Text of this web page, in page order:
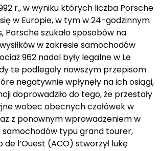
r., w wyniku których liczba Porsche
się w Europie, w tym w 24-godzinnym
Porsche szukało sposobów na
w zakresie samochodów
962 nadal były legalne w Le
te podlegały nowszym przepisom
negatywnie wpłynęły na ich osiągi,
doprowadziło do tego, że przestały
wobec obecnych czołówek w
z ponownym wprowadzeniem w
samochodów typu grand tourer,
l’Ouest (ACO) stworzył lukę